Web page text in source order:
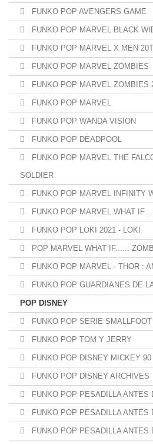
FUNKO POP AVENGERS GAME
FUNKO POP MARVEL BLACK
FUNKO POP MARVEL X MEN
FUNKO POP MARVEL ZOMBIES
FUNKO POP MARVEL ZOMBIES
FUNKO POP MARVEL
FUNKO POP WANDA VISION
FUNKO POP DEADPOOL
FUNKO POP MARVEL THE
SOLDIER
FUNKO POP MARVEL INFINITY
FUNKO POP MARVEL WHAT IF
FUNKO POP LOKI 2021 - LOKI
POP MARVEL WHAT IF......
FUNKO POP MARVEL - THOR :
FUNKO POP GUARDIANES DE
POP DISNEY
FUNKO POP SERIE SMALLFOOT
FUNKO POP TOM Y JERRY
FUNKO POP DISNEY MICKEY 90
FUNKO POP DISNEY ARCHIVES
FUNKO POP PESADILLA ANTES
FUNKO POP PESADILLA ANTES
FUNKO POP PESADILLA ANTES